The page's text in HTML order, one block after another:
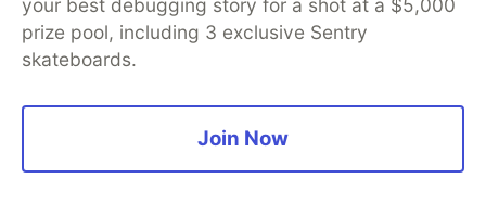
雲平台OSS整合
服務現況
用戶情境持續測試
your best debugging story for a shot at a $5,000
prize pool, including 3 exclusive Sentry
skateboards.
Join Now